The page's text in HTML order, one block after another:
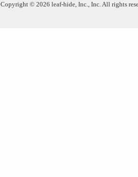
Copyright © 2026 leaf-hide, Inc., Inc. All rights